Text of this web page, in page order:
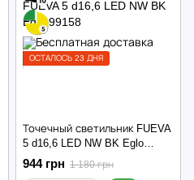
ОСТАЛОСЬ 23 ДНЯ
Точечный светильник FUEVA
5 d16,6 LED NW BK Eglo
99158
944 грн 1 180 грн